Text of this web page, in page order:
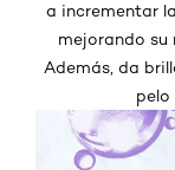
a incrementar
mejorando su
Además, da